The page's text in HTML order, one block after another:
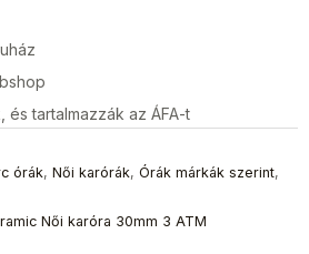
és tartalmazzák az ÁFA-t
órák, Női karórák, Órák márkák szerint,
Női karóra 30mm 3 ATM